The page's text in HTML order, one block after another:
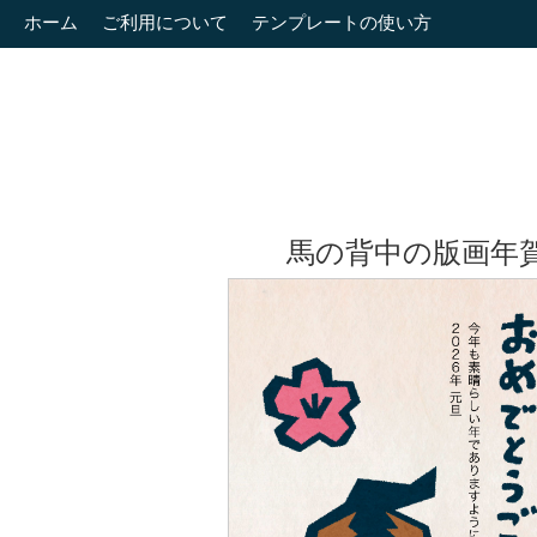
ホーム ご利用について テンプレートの使い方
馬の背中の版画年